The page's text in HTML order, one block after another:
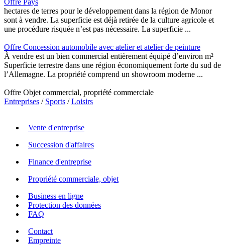
Offre Pays
hectares de terres pour le développement dans la région de Monor
sont à vendre. La superficie est déjà retirée de la culture agricole et
une procédure risquée n’est pas nécessaire. La superficie ...
Offre Concession automobile avec atelier et atelier de peinture
À vendre est un bien commercial entièrement équipé d’environ m²
Superficie terrestre dans une région économiquement forte du sud de
l’Allemagne. La propriété comprend un showroom moderne ...
Offre Objet commercial, propriété commerciale
Entreprises / Sports /Loisirs
Vente d'entreprise
Succession d'affaires
Finance d'entreprise
Propriété commerciale, objet
Business en ligne
Protection des données
FAQ
Contact
Empreinte